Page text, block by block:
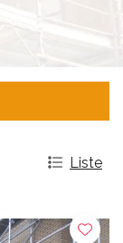
Liste